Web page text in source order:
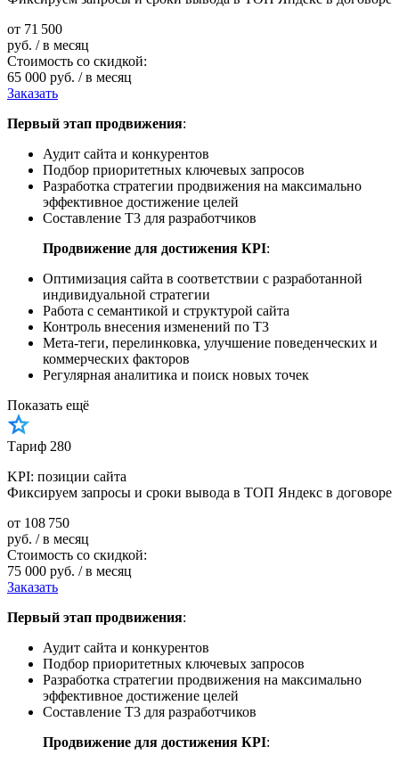
от 71 500
руб. / в месяц
Стоимость со скидкой:
65 000 руб. / в месяц
Заказать
Первый этап продвижения:
Аудит сайта и конкурентов
Подбор приоритетных ключевых запросов
Разработка стратегии продвижения на максимально
эффективное достижение целей
Составление Т3 для разработчиков
Продвижение для достижения КРІ:
Оптимизация сайта в соответствии с разработанной
индивидуальной стратегии
Работа с семантикой и структурой сайта
Контроль внесения изменений по Т3
Мета-теги, перелинковка, улучшение поведенческих и
коммерческих факторов
Регулярная аналитика и поиск новых точек
Показать ещё
Тариф 280
KPI: позиции сайта
Фиксируем запросы и сроки вывода в ТОП Яндекс в договоре
от 108 750
руб. / в месяц
Стоимость со скидкой:
75 000 руб. / в месяц
Заказать
Первый этап продвижения:
Аудит сайта и конкурентов
Подбор приоритетных ключевых запросов
Разработка стратегии продвижения на максимально
эффективное достижение целей
Составление Т3 для разработчиков
Продвижение для достижения КРІ: